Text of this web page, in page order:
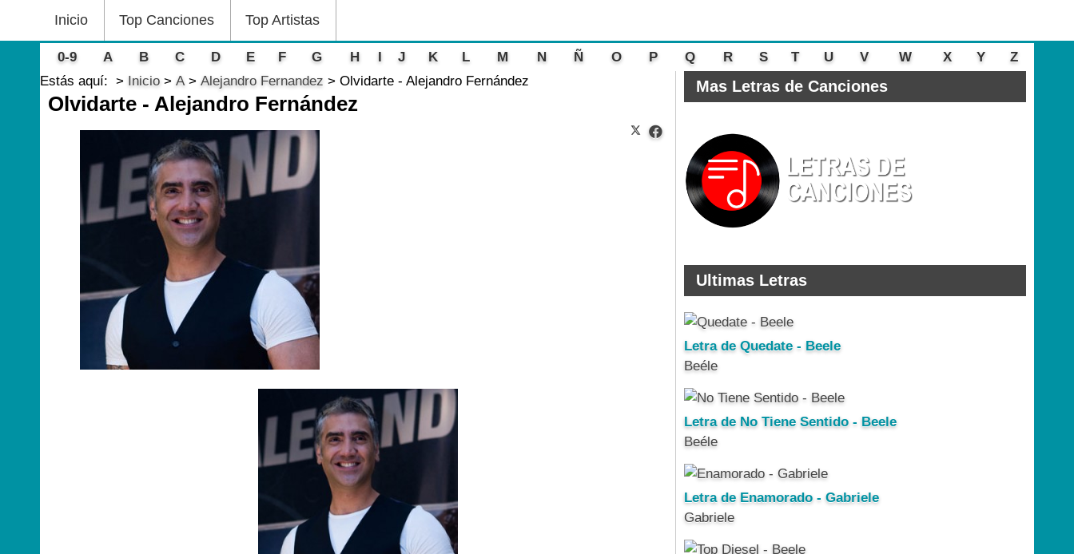
Inicio Top Canciones Top Artistas
0-9 A B C D E F G H I J K L M N Ñ O P Q R S T U V W X Y
Z
Estás aquí:
Inicio A Alejandro Fernandez Olvidarte - Alejandro Fernández
Olvidarte - Alejandro Fernández
Mas Letras de Canciones
Ultimas Letras
Letra de Quedate - Beele
Beéle
Letra de No Tiene Sentido - Beele
Beéle
Letra de Enamorado - Gabriele
Gabriele